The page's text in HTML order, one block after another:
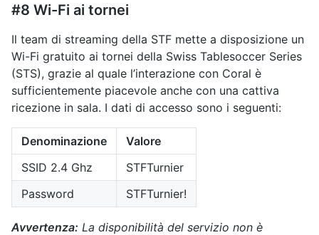
#8 Wi-Fi ai tornei
Il team di streaming della STF mette a disposizione un
Wi-Fi gratuito ai tornei della Swiss Tablesoccer Series
(STS), grazie al quale l’interazione con Coral è
sufficientemente piacevole anche con una cattiva
ricezione in sala. I dati di accesso sono i seguenti:
Denominazione
Valore
SSID 2.4 Ghz
STFTurnier
Password
STFTurnier!
Avvertenza: La disponibilità del servizio non è